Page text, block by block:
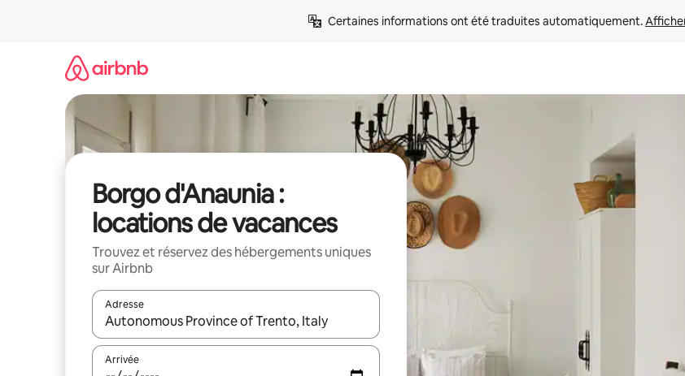
Certaines informations ont été traduites automatiquement.
Borgo d'Anaunia :
locations de vacances
Trouvez et réservez des hébergements uniques
sur Airbnb
Adresse
Lorsque les résultats s'affichent, utilisez les flèches vers le haut et vers le bas pour les parcourir ou en appuyant
Arrivée